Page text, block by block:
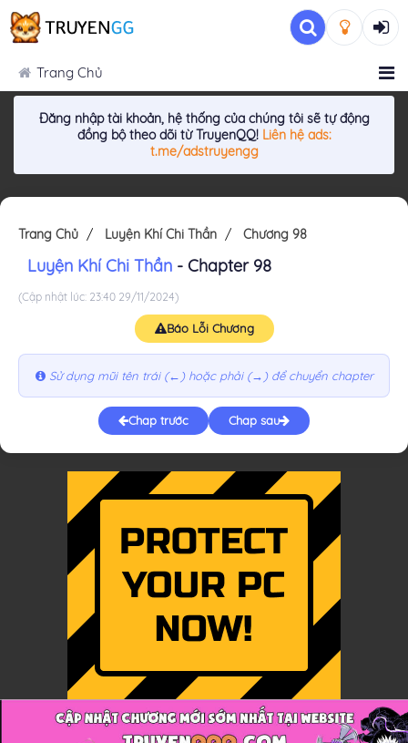
Trang Chủ
Đăng nhập tài khoản, hệ thống của chúng tôi sẽ tự động
đồng bộ theo dõi từ TruyenQQ! Liên hệ ads:
t.me/adstruyengg
Trang Chủ Luyện Khí Chi Thần Chương 98
Luyện Khí Chi Thần - Chapter 98
(Cập nhật lúc: 23:40 29/11/2024)
Báo Lỗi Chương
Sử dụng mũi tên trái (←) hoặc phải (→) để chuyển chapter
Chap trước Chap sau